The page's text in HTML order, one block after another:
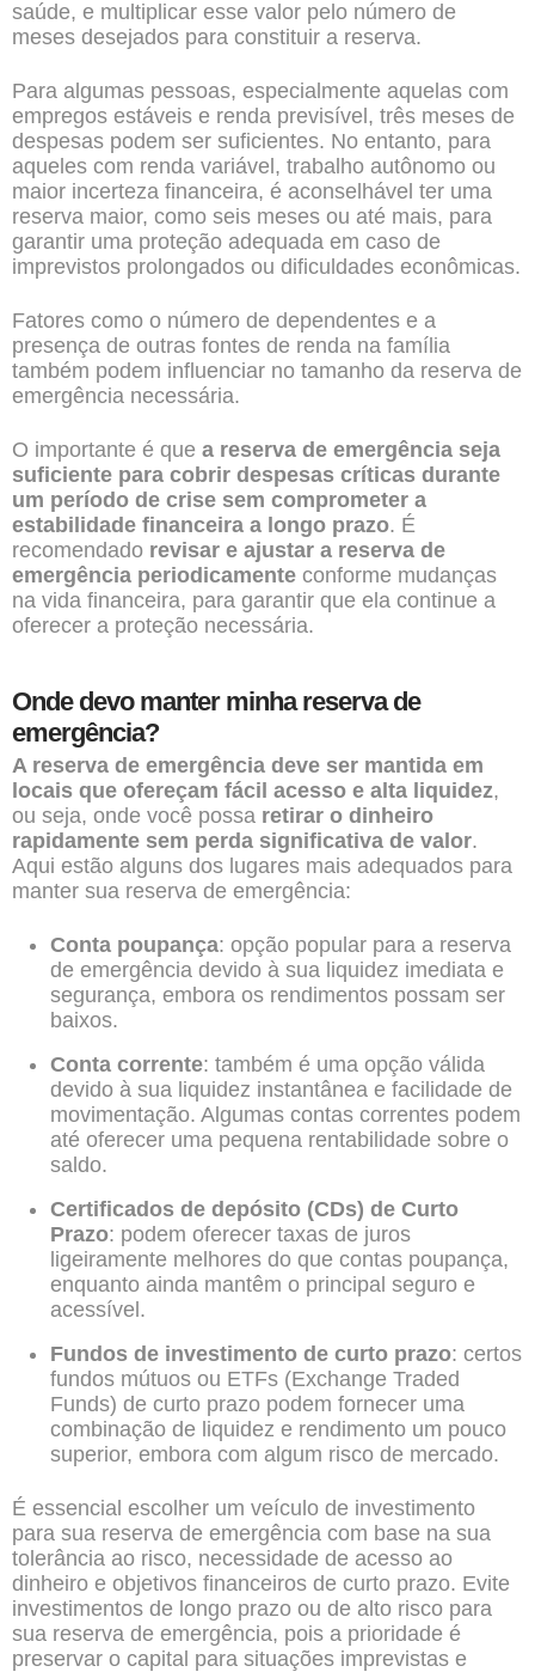
saúde, e multiplicar esse valor pelo número de
meses desejados para constituir a reserva.
Para algumas pessoas, especialmente aquelas com
empregos estáveis e renda previsível, três meses de
despesas podem ser suficientes. No entanto, para
aqueles com renda variável, trabalho autônomo ou
maior incerteza financeira, é aconselhável ter uma
reserva maior, como seis meses ou até mais, para
garantir uma proteção adequada em caso de
imprevistos prolongados ou dificuldades econômicas.
Fatores como o número de dependentes e a
presença de outras fontes de renda na família
também podem influenciar no tamanho da reserva de
emergência necessária.
O importante é que a reserva de emergência seja
suficiente para cobrir despesas críticas durante
um período de crise sem comprometer a
estabilidade financeira a longo prazo. É
recomendado revisar e ajustar a reserva de
emergência periodicamente conforme mudanças
na vida financeira, para garantir que ela continue a
oferecer a proteção necessária.
Onde devo manter minha reserva de
emergência?
A reserva de emergência deve ser mantida em
locais que ofereçam fácil acesso e alta liquidez,
ou seja, onde você possa retirar o dinheiro
rapidamente sem perda significativa de valor.
Aqui estão alguns dos lugares mais adequados para
manter sua reserva de emergência:
Conta poupança: opção popular para a reserva
de emergência devido à sua liquidez imediata e
segurança, embora os rendimentos possam ser
baixos.
Conta corrente: também é uma opção válida
devido à sua liquidez instantânea e facilidade de
movimentação. Algumas contas correntes podem
até oferecer uma pequena rentabilidade sobre o
saldo.
Certificados de depósito (CDs) de Curto
Prazo: podem oferecer taxas de juros
ligeiramente melhores do que contas poupança,
enquanto ainda mantêm o principal seguro e
acessível.
Fundos de investimento de curto prazo: certos
fundos mútuos ou ETFs (Exchange Traded
Funds) de curto prazo podem fornecer uma
combinação de liquidez e rendimento um pouco
superior, embora com algum risco de mercado.
É essencial escolher um veículo de investimento
para sua reserva de emergência com base na sua
tolerância ao risco, necessidade de acesso ao
dinheiro e objetivos financeiros de curto prazo. Evite
investimentos de longo prazo ou de alto risco para
sua reserva de emergência, pois a prioridade é
preservar o capital para situações imprevistas e